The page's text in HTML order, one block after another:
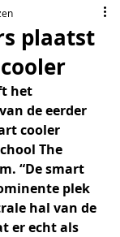
plaatst
het
de eerder
cooler
The
“De smart
plek
hal van de
er echt als